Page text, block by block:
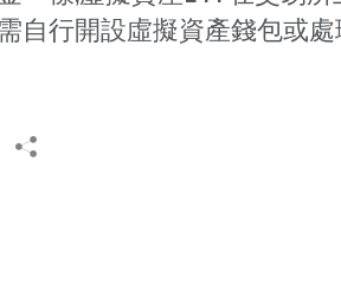
自行開設虛擬資產錢包或處
Copy